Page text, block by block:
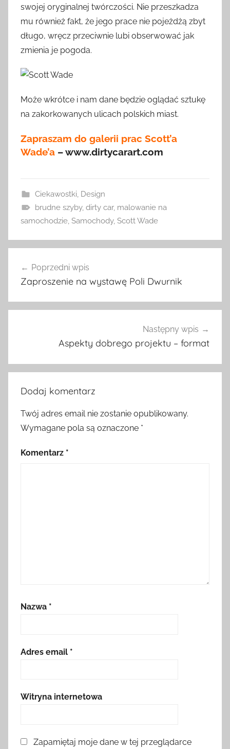
swojej oryginalnej twórczości. Nie przeszkadza
mu również fakt, że jego prace nie pojeżdżą zbyt
długo, wręcz przeciwnie lubi obserwować jak
zmienia je pogoda.
Może wkrótce i nam dane będzie oglądać sztukę
na zakorkowanych ulicach polskich miast.
Zapraszam do galerii prac Scott’a
Wade’a – www.dirtycarart.com
Ciekawostki, Design
brudne szyby, dirty car, malowanie na
samochodzie, Samochody, Scott Wade
wpisu
Poprzedni wpis
Zaproszenie na wystawę Poli Dwurnik
Następny wpis
Aspekty dobrego projektu – format
Dodaj komentarz
Twój adres email nie zostanie opublikowany.
Wymagane pola są oznaczone *
Komentarz *
Nazwa *
Adres email *
Witryna internetowa
Zapamiętaj moje dane w tej przeglądarce